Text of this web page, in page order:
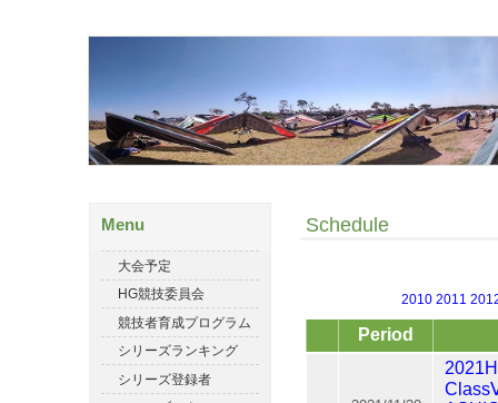
Menu
大会予定
HG競技委員会
競技者育成プログラム
シリーズランキング
シリーズ登録者
Schedule
2010 2011
Period